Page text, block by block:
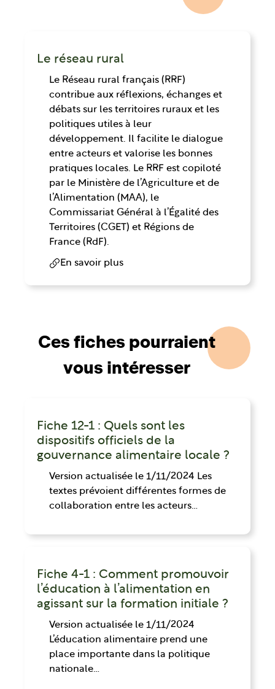
Le réseau rural
Le Réseau rural français (RRF)
contribue aux réflexions, échanges et
débats sur les territoires ruraux et les
politiques utiles à leur
développement. Il facilite le dialogue
entre acteurs et valorise les bonnes
pratiques locales. Le RRF est copiloté
par le Ministère de l’Agriculture et de
l’Alimentation (MAA), le
Commissariat Général à l’Égalité des
Territoires (CGET) et Régions de
France (RdF).
En savoir plus
Ces fiches pourraient
vous intéresser
Fiche 12-1 : Quels sont les
dispositifs officiels de la
gouvernance alimentaire locale ?
Version actualisée le 1/11/2024 Les
textes prévoient différentes formes de
collaboration entre les acteurs…
Fiche 4-1 : Comment promouvoir
l’éducation à l’alimentation en
agissant sur la formation initiale ?
Version actualisée le 1/11/2024
L’éducation alimentaire prend une
place importante dans la politique
nationale…